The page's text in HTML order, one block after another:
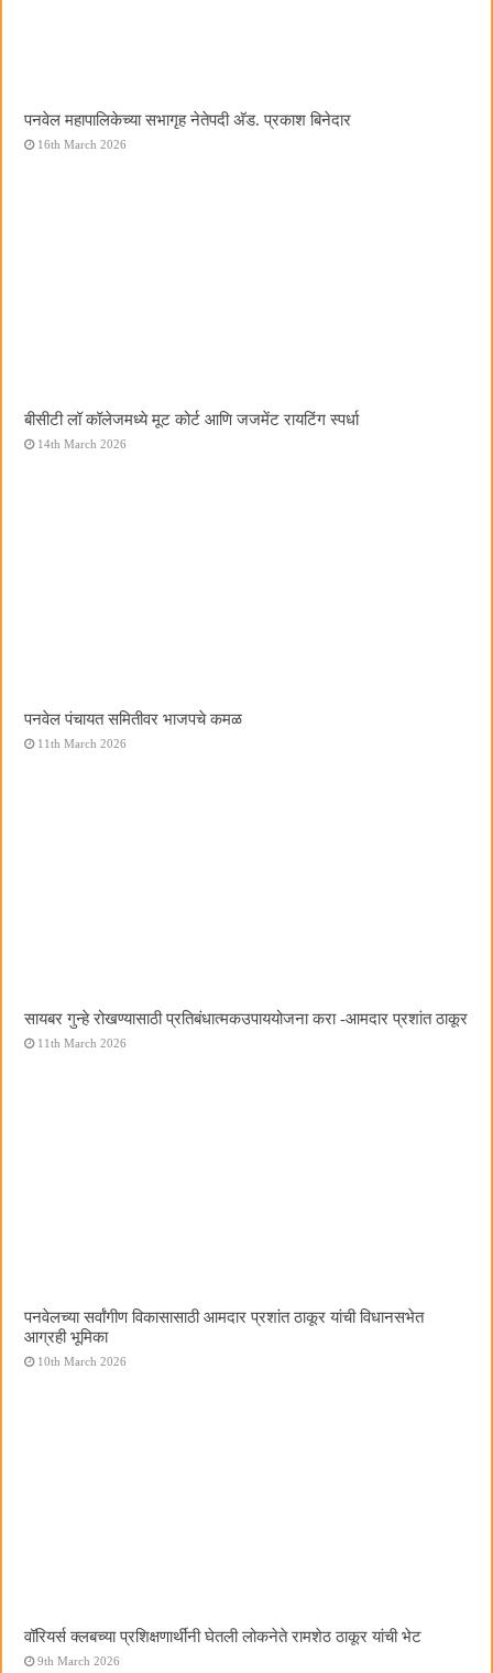
पनवेल महापालिकेच्या सभागृह नेतेपदी अ‍ॅड. प्रकाश बिनेदार
16th March 2026
बीसीटी लॉ कॉलेजमध्ये मूट कोर्ट आणि जजमेंट रायटिंग स्पर्धा
14th March 2026
पनवेल पंचायत समितीवर भाजपचे कमळ
11th March 2026
सायबर गुन्हे रोखण्यासाठी प्रतिबंधात्मकउपाययोजना करा -आमदार प्रशांत ठाकूर
11th March 2026
पनवेलच्या सर्वांगीण विकासासाठी आमदार प्रशांत ठाकूर यांची विधानसभेत
आग्रही भूमिका
10th March 2026
वॉरियर्स क्लबच्या प्रशिक्षणार्थींनी घेतली लोकनेते रामशेठ ठाकूर यांची भेट
9th March 2026